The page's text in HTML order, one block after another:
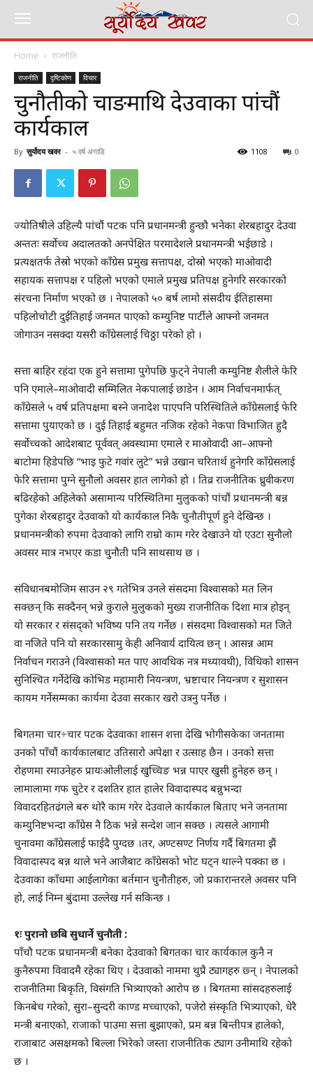
Home राजनीति
राजनीति दृष्टिकोण विचार
चुनौतीको चाङमाथि देउवाका पांचौं
कार्यकाल
By सुर्योदय खवर - ५ वर्ष अगाडि 0
1108
ज्योतिषीले उहिल्यै पांचौं पटक पनि प्रधानमन्त्री हुन्छौ भनेका शेरबहादुर देउवा
अन्ततः सर्वोच्च अदालतको अनपेक्षित परमादेशले प्रधानमन्त्री भईछाडे ।
प्रत्यक्षतर्फ तेस्रो भएको काँग्रेस प्रमुख सत्तापक्ष, दोस्रो भएको माओवादी
सहायक सत्तापक्ष र पहिलो भएको एमाले प्रमुख प्रतिपक्ष हुनेगरि सरकारको
संरचना निर्माण भएको छ । नेपालको ५० बर्ष लामो संसदीय ईतिहासमा
पहिलोचोटी दुईतिहाई जनमत पाएको कम्युनिष्ट पार्टीले आफ्नो जनमत
जोगाउन नसक्दा यसरी काँग्रेसलाई चिठ्ठा परेको हो ।
सत्ता बाहिर रहंदा एक हुने सत्तामा पुगेपछि फुट्ने नेपाली कम्युनिष्ट शैलीले फेरि
पनि एमाले–माओवादी सम्मिलित नेकपालाई छाडेन । आम निर्वाचनमार्फत्
काँग्रेसले ५ वर्ष प्रतिपक्षमा बस्ने जनादेश पाएपनि परिस्थितिले काँग्रेसलाई फेरि
सत्तामा पुयाएको छ । दुई तिहाई बहुमत नजिक रहेको नेकपा विभाजित हुदै
सर्वोच्चको आदेशबाट पूर्ववत् अवस्थामा एमाले र माओवादी आ–आफ्नो
बाटोमा हिडेपछि “भाइ फुटे गवांर लुटे” भन्ने उखान चरितार्थ हुनेगरि काँग्रेसलाई
फेरि सत्तामा पुग्ने सुनौलो अवसर हात लागेको हो । तिव्र राजनीतिक ध्रुवीकरण
बढिरहेको अहिलेको असामान्य परिस्थितिमा मुलुकको पांचौं प्रधानमन्त्री बन्न
पुगेका शेरबहादुर देउवाको यो कार्यकाल निकै चुनौतीपूर्ण हुने देखिन्छ ।
प्रधानमन्त्रीको रुपमा देउवाको लागि राम्रो काम गरेर देखाउने यो एउटा सुनौलो
अवसर मात्र नभएर कडा चुनौती पनि साथसाथ छ ।
संविधानबमोजिम साउन २९ गतेभित्र उनले संसदमा विश्वासको मत लिन
सक्छन् कि सक्दैनन् भन्ने कुराले मुलुकको मुख्य राजनीतिक दिशा मात्र होइन्
यो सरकार र संसद्को भविष्य पनि तय गर्नेछ । संसदमा विश्वासको मत जिते
वा नजिते पनि यो सरकारसामु केही अनिवार्य दायित्व छन् । आसन्न आम
निर्वाचन गराउने (विश्वासको मत पाए आवधिक नत्र मध्यावधी), विधिको शासन
सुनिश्चित गर्नेदेखि कोभिड महामारी नियन्त्रण, भ्रष्टाचार नियन्त्रण र सुशासन
कायम गर्नेसम्मका कार्यमा देउवा सरकार खरो उत्रनु पर्नेछ ।
बिगतमा चार÷चार पटक देउवाका शासन शत्ता देखि भोगीसकेका जनतामा
उनको पाँचौं कार्यकालबाट उतिसारो अपेक्षा र उत्साह छैन । उनको सत्ता
रोहणमा रमाउनेहरु प्रायःओलीलाई खुच्चिङ भन्न पाएर खुसी हुनेहरु छन् ।
लामालामा गफ चुटेर र दशतिर हात हालेर विवादास्पद बन्नुभन्दा
विवादरहितढंगले बरु थोरै काम गरेर देउवाले कार्यकाल बिताए भने जनतामा
कम्युनिष्टभन्दा काँग्रेस नै ठिक भन्ने सन्देश जान सक्छ । त्यसले आगामी
चुनावमा काँग्रेसलाई फाईदै पुग्दछ ।तर, अण्टसण्ट निर्णय गर्दै बिगतमा झैं
विवादास्पद बन्न थाले भने आजैबाट काँग्रेसको भोट घट्न थाल्ने पक्का छ ।
देउवाका काँधमा आईलागेका बर्तमान चुनौतीहरु, जो प्रकारान्तरले अवसर पनि
हो, लाई निम्न बुंदामा उल्लेख गर्न सकिन्छ ।
१ः पुरानो छबि सुधार्ने चुनौती :
पाँचौ पटक प्रधानमन्त्री बनेका देउवाको बिगतका चार कार्यकाल कुनै न
कुनैरुपमा विवादमै रहेका थिए । देउवाको नाममा थुप्रै ट्यागहरु छ्न् । नेपालको
राजनीतिमा बिकृति, विसंगति भित्र्याएको आरोप छ । बिगतमा सांसदहरुलाई
किनबेच गरेको, सुरा–सुन्दरी काण्ड मच्चाएको, पजेरो संस्कृति भित्र्याएको, धेरै
मन्त्री बनाएको, राजाको पाउमा सत्ता बुझाएको, प्रम बन्न बिन्तीपत्र हालेको,
राजाबाट असक्षमको बिल्ला भिरेको जस्ता राजनीतिक ट्याग उनीमाथि रहेको
छ ।